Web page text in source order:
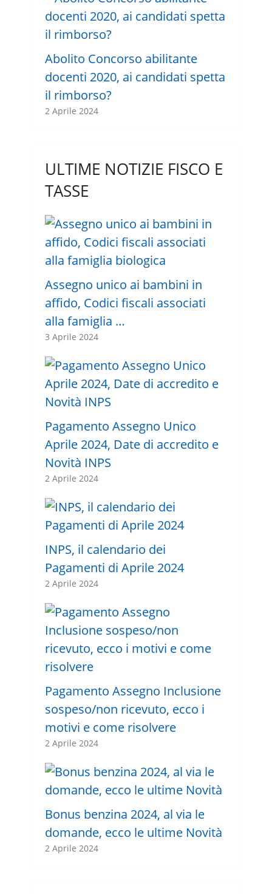
Abolito Concorso abilitante
docenti 2020, ai candidati spetta
il rimborso?
2 Aprile 2024
ULTIME NOTIZIE FISCO E
TASSE
Assegno unico ai bambini in
affido, Codici fiscali associati
alla famiglia …
3 Aprile 2024
Pagamento Assegno Unico
Aprile 2024, Date di accredito e
Novità INPS
2 Aprile 2024
INPS, il calendario dei
Pagamenti di Aprile 2024
2 Aprile 2024
Pagamento Assegno Inclusione
sospeso/non ricevuto, ecco i
motivi e come risolvere
2 Aprile 2024
Bonus benzina 2024, al via le
domande, ecco le ultime Novità
2 Aprile 2024